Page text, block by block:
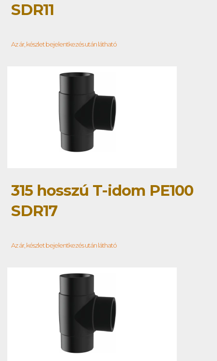
SDR11
Az ár, készlet bejelentkezés után látható
315 hosszú T-idom PE100
SDR17
Az ár, készlet bejelentkezés után látható